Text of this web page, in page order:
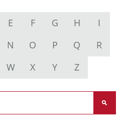
E F G H
I
N O P Q
R
W X Y Z